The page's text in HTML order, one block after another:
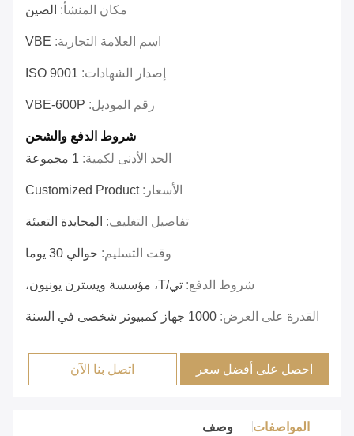
مكان المنشأ: الصين
اسم العلامة التجارية: VBE
إصدار الشهادات: ISO 9001
رقم الموديل: VBE-600P
شروط الدفع والشحن
الحد الأدنى لكمية: 1 مجموعة
الأسعار:Customized Product
تفاصيل التغليف: المحايدة التعبئة
وقت التسليم: حوالي 30 يوما
شروط الدفع: تي/T، مؤسسة ويسترن يونيون،
القدرة على العرض: 1000 جهاز كمبيوتر شخصى في السنة
احصل على أفضل سعر اتصل بنا الآن
المواصفات وصف